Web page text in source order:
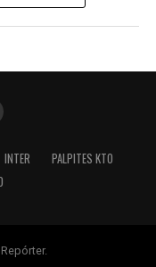
INTER
PALPITES KTO